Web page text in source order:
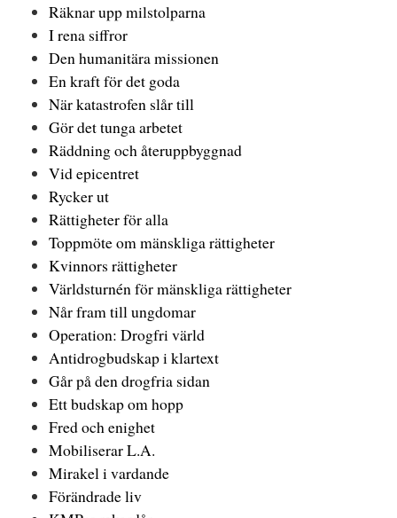
Räknar upp milstolparna
I rena siffror
Den humanitära missionen
En kraft för det goda
När katastrofen slår till
Gör det tunga arbetet
Räddning och återuppbyggnad
Vid epicentret
Rycker ut
Rättigheter för alla
Toppmöte om mänskliga rättigheter
Kvinnors rättigheter
Världsturnén för mänskliga rättigheter
Når fram till ungdomar
Operation: Drogfri värld
Antidrogbudskap i klartext
Går på den drogfria sidan
Ett budskap om hopp
Fred och enighet
Mobiliserar L.A.
Mirakel i vardande
Förändrade liv